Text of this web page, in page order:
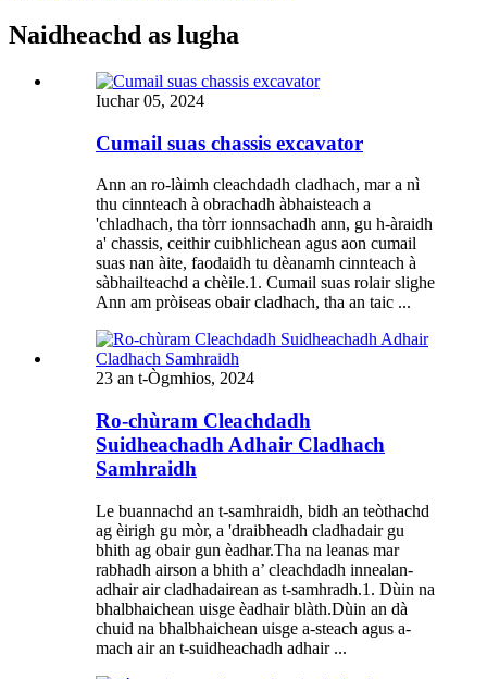
Naidheachd as lugha
Iuchar 05, 2024
Cumail suas chassis excavator
Ann an ro-làimh cleachdadh cladhach, mar a nì
thu cinnteach à obrachadh àbhaisteach a
'chladhach, tha tòrr ionnsachadh ann, gu h-àraidh
a' chassis, ceithir cuibhlichean agus aon cumail
suas nan àite, faodaidh tu dèanamh cinnteach à
sàbhailteachd a chèile.1. Cumail suas rolair slighe
Ann am pròiseas obair cladhach, tha an taic ...
23 an t-Ògmhios, 2024
Ro-chùram Cleachdadh
Suidheachadh Adhair Cladhach
Samhraidh
Le buannachd an t-samhraidh, bidh an teòthachd
ag èirigh gu mòr, a 'draibheadh ​​​​cladhadair gu
bhith ag obair gun èadhar.Tha na leanas mar
rabhadh airson a bhith a’ cleachdadh innealan-
adhair air cladhadairean as t-samhradh.1. Dùin na
bhalbhaichean uisge èadhair blàth.Dùin an dà
chuid na bhalbhaichean uisge a-steach agus a-
mach air an t-suidheachadh adhair ...